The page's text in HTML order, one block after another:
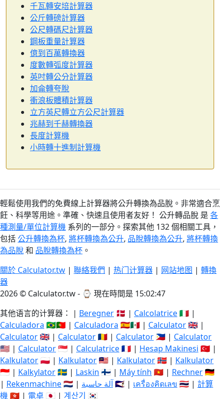
千瓦轉安培計算器
公斤轉磅計算器
公尺轉碼尺計算器
鋼板重量計算器
億到百萬轉換器
度數轉弧度計算器
英吋轉公分計算器
加侖轉夸脫
衝浪板體積計算器
立方英尺轉立方公尺計算器
兆赫到千赫轉換器
長度計算機
小時轉十進制計算機
輕鬆使用我們的免費線上計算器將公升轉換為品脫。非常適合烹
飪、科學等用途。準確、快速且使用者友好！ 公升轉品脫 是 各
種測量/單位計算機 系列的一部分。探索其他 132 個相關工具，
包括公升轉換為杯, 將杯轉換為公升, 品脫轉換為公升, 將杯轉換
為品脫和 品脫轉換為杯 。
關於 Calculator.tw | 聯絡我們 | 热门计算器 | 网站地图 | 轉換
器
2026 © Calculator.tw - ⌚ 現在時間是 15:02:48
其他语言的计算器： | Beregner 🇩🇰 | Calcolatrice🇮🇹 |
Calculadora 🇧🇷🇵🇹 | Calculadora 🇪🇸🇲🇽 | Calculator🇬🇧 |
Calculator🇬🇧 | Calculator🇷🇴 | Calculator 🇵🇭 | Calculator
🇺🇸 | Calculator🇸🇬 | Calculatrice🇫🇷 | Hesap Makinesi 🇹🇷 |
Kalkulator🇵🇱 | Kalkulator🇲🇾 | Kalkulator🇳🇴 | Kalkulator
🇮🇩 | Kalkylator🇸🇪 | Laskin 🇫🇮 | Máy tính 🇻🇳 | Rechner🇩🇪
| Rekenmachine🇳🇱 | آلة حاسبة🇸🇦 | เครื่องคิดเลข 🇹🇭 | 計算
機🇭🇰 | 電卓 🇯🇵 | 계산기 🇰🇷